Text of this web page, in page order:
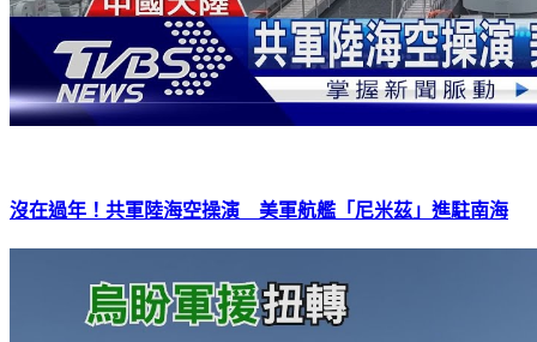
沒在過年！共軍陸海空操演 美軍航艦「尼米茲」進駐南海